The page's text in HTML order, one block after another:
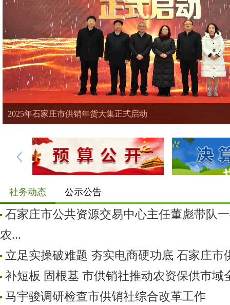
2025年石家庄市供销年货大集正式启动
社务动态 公示公告
石家庄市公共资源交易中心主任董彪带队
农...
立足实操破难题 夯实电商硬功底 石家庄市
补短板 固根基 市供销社推动农资保供市域
马宇骏调研检查市供销社综合改革工作